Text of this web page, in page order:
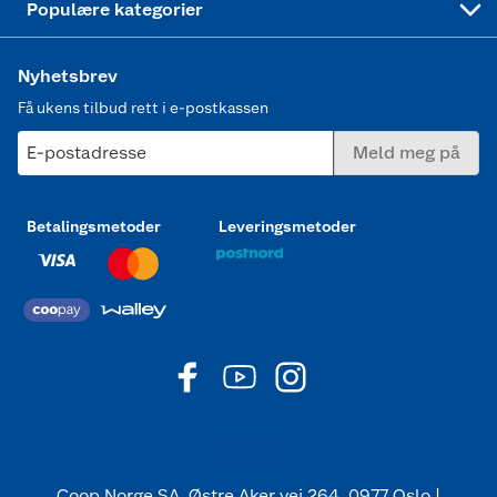
Populære kategorier
Nyhetsbrev
Få ukens tilbud rett i e-postkassen
E-postadresse Meld meg på
Betalingsmetoder Leveringsmetoder